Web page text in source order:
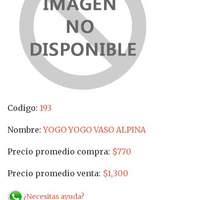
Codigo: 193
Nombre: YOGO YOGO VASO ALPINA
Precio promedio compra: $770
Precio promedio venta: $1,300
¿Necesitas ayuda?